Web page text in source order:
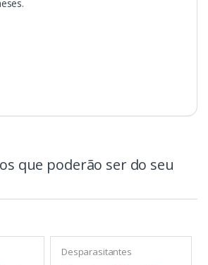
que poderão ser do seu
Desparasitantes